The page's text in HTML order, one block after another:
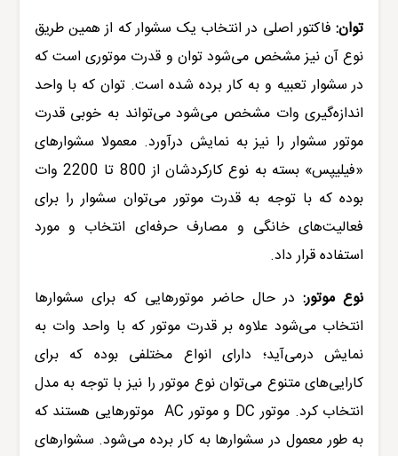
توان:فاکتور اصلی در انتخاب یک سشوار که از همین طریق
نوع آن نیز مشخص می‌شود توان و قدرت موتوری است که
در سشوار تعبیه و به کار برده شده است. توان که با واحد
اندازه‌گیری وات مشخص می‌شود می‌تواند به خوبیقدرت
موتور سشواررا نیز به نمایش درآورد. معمولا سشوارهای
«فیلیپس
» بسته به نوع کارکردشان از 800 تا 2200 وات
بوده که با توجه به قدرت موتور می‌توان سشوار را برای
فعالیت‌های خانگی و مصارف حرفه‌ای انتخاب و مورد
استفاده قرار داد.
نوع موتور:در حال حاضر موتورهایی که برای سشوارها
انتخاب می‌شود علاوه بر قدرت موتور که با واحد وات به
نمایش درمی‌آید؛ دارای انواع مختلفی بوده که برای
کارایی‌های متنوع می‌توان نوع موتور را نیز با توجه به مدل
انتخاب کرد. موتور DC و موتور AC موتورهایی هستند که
به طور معمول در سشوارها به کار برده می‌شود. سشوارهای